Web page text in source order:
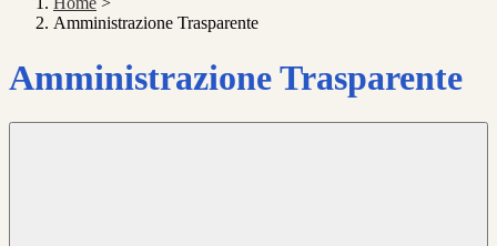
Amministrazione Trasparente
Amministrazione Trasparente